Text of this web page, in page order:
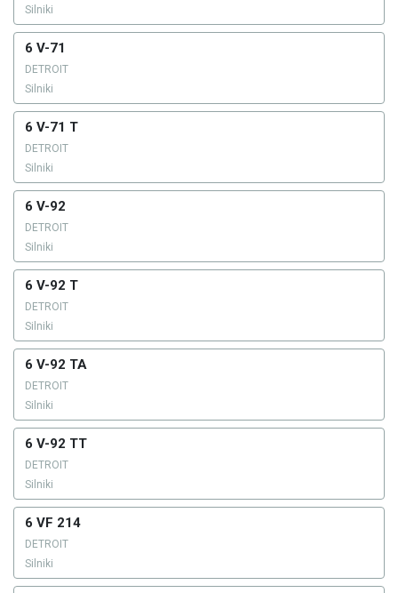
Silniki
6 V-71
DETROIT
Silniki
6 V-71 T
DETROIT
Silniki
6 V-92
DETROIT
Silniki
6 V-92 T
DETROIT
Silniki
6 V-92 TA
DETROIT
Silniki
6 V-92 TT
DETROIT
Silniki
6 VF 214
DETROIT
Silniki